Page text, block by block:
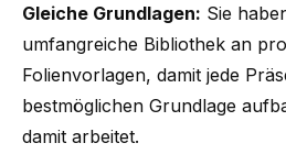
Gleiche Grundlagen: Sie
umfangreiche Bibliothek an
Folienvorlagen, damit jede
bestmöglichen Grundlage
damit arbeitet.